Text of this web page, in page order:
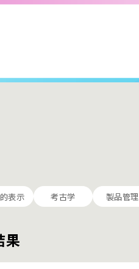
表示 考古学 製品管理
果